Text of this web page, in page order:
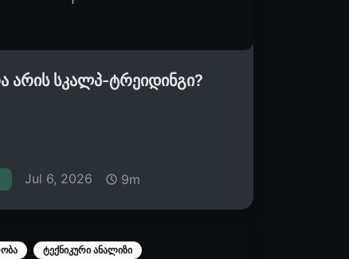
არის სკალპ-ტრეიდინგი?
Jul 6, 2026 9m
ტექნიკური ანალიზი